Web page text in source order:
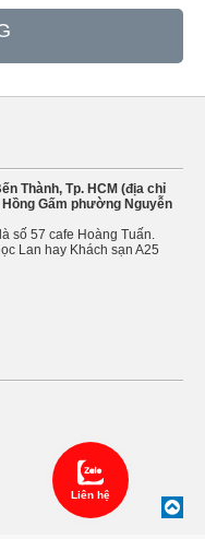
Thành, Tp. HCM (địa chỉ
Gấm phường Nguyễn
số 57 cafe Hoàng Tuấn.
Lan hay Khách sạn A25
Liên hệ